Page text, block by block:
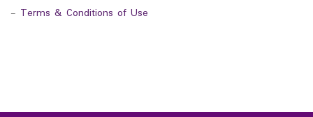
- Terms & Conditions of Use